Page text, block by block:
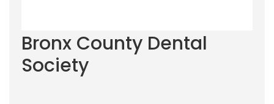
Bronx County Dental
Society